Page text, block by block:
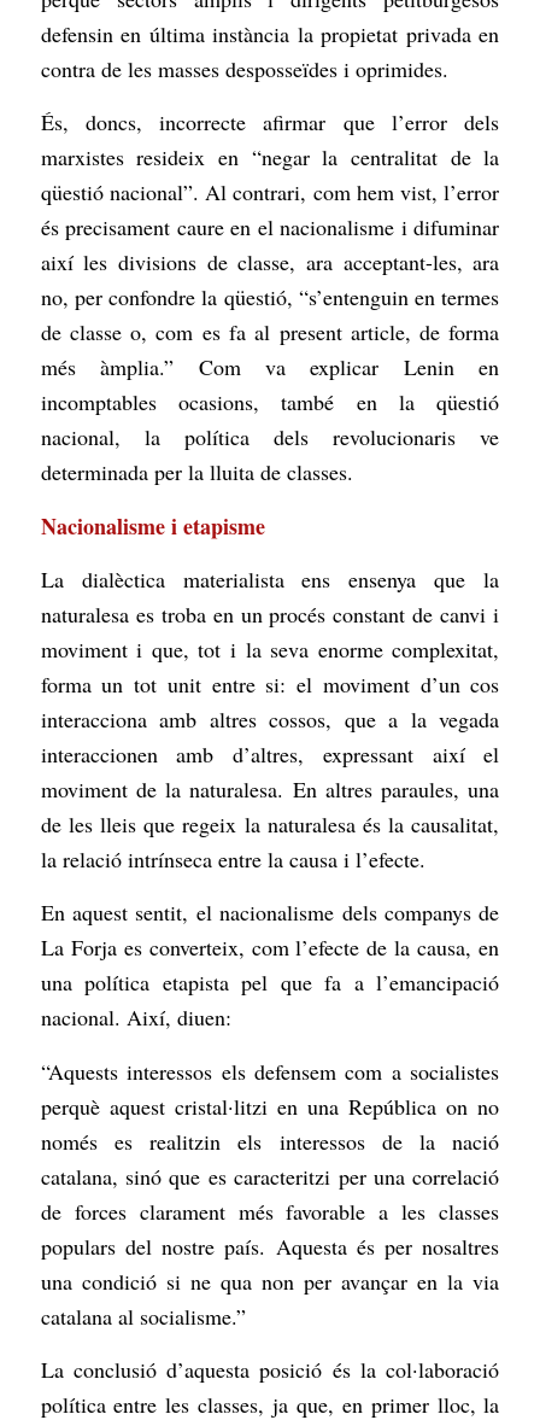
defensin en última instància la propietat privada en
contra de les masses desposseïdes i oprimides.
És, doncs, incorrecte afirmar que l’error dels
marxistes resideix en “negar la centralitat de la
qüestió nacional”. Al contrari, com hem vist, l’error
és precisament caure en el nacionalisme i difuminar
així les divisions de classe, ara acceptant-les, ara
no, per confondre la qüestió, “s’entenguin en termes
de classe o, com es fa al present article, de forma
més àmplia.” Com va explicar Lenin en
incomptables ocasions, també en la qüestió
nacional, la política dels revolucionaris ve
determinada per la lluita de classes.
Nacionalisme i etapisme
La dialèctica materialista ens ensenya que la
naturalesa es troba en un procés constant de canvi i
moviment i que, tot i la seva enorme complexitat,
forma un tot unit entre si: el moviment d’un cos
interacciona amb altres cossos, que a la vegada
interaccionen amb d’altres, expressant així el
moviment de la naturalesa. En altres paraules, una
de les lleis que regeix la naturalesa és la causalitat,
la relació intrínseca entre la causa i l’efecte.
En aquest sentit, el nacionalisme dels companys de
La Forja es converteix, com l’efecte de la causa, en
una política etapista pel que fa a l’emancipació
nacional. Així, diuen:
“Aquests interessos els defensem com a socialistes
perquè aquest cristal·litzi en una República on no
només es realitzin els interessos de la nació
catalana, sinó que es caracteritzi per una correlació
de forces clarament més favorable a les classes
populars del nostre país. Aquesta és per nosaltres
una condició si ne qua non per avançar en la via
catalana al socialisme.”
La conclusió d’aquesta posició és la col·laboració
política entre les classes, ja que, en primer lloc, la